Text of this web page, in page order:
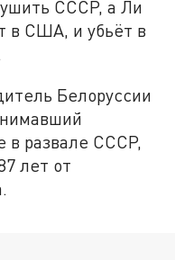
СССР, а Ли
в США, и убьёт в
Белоруссии
в развале СССР,
лет от